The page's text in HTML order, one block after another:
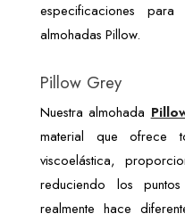
especificaciones
almohadas Pillow.
Pillow Grey
Nuestra almohada
material que ofrece
viscoelástica,
reduciendo los
realmente hace